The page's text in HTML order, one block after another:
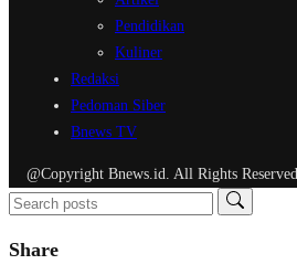
Pendidikan
Kuliner
Redaksi
Pedoman Siber
Bnews TV
@Copyright Bnews.id. All Rights Reserved
Share